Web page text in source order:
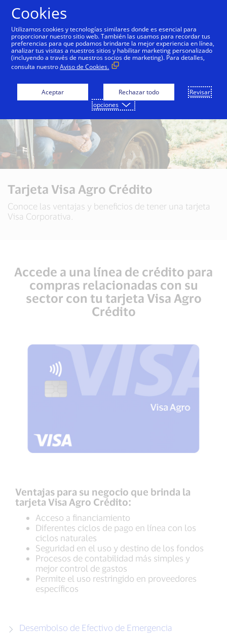
Tarjeta Visa Agro Crédito
Conoce las ventajas y beneficios de tener una tarjeta
Visa Corporativa.
Accede a una línea de crédito para
compras relacionadas con su
sector con tu tarjeta Visa Agro
Crédito
Ventajas para su negocio que brinda la
tarjeta Visa Agro Crédito:
Acceso a financiamiento
Diferentes ciclos de pago en línea con los
ciclos naturales
Seguridad en el uso y destino de los fondos
Procesos de contabilidad más simples y
mejor control de gastos
Permite el uso restringido en proveedores
específicos
Desembolso de Efectivo de Emergencia
Cookies
Utilizamos cookies y tecnologías similares donde es esencial para
proporcionar nuestro sitio web. También las usamos para recordar tus
preferencias para que podamos brindarte la mejor experiencia en línea,
analizar tus visitas a nuestros sitios y habilitar marketing personalizado
(incluyendo a través de nuestros socios de marketing). Para detalles,
consulta nuestroAviso de Cookies.
Aceptar Rechazar todo
Revisar
opciones